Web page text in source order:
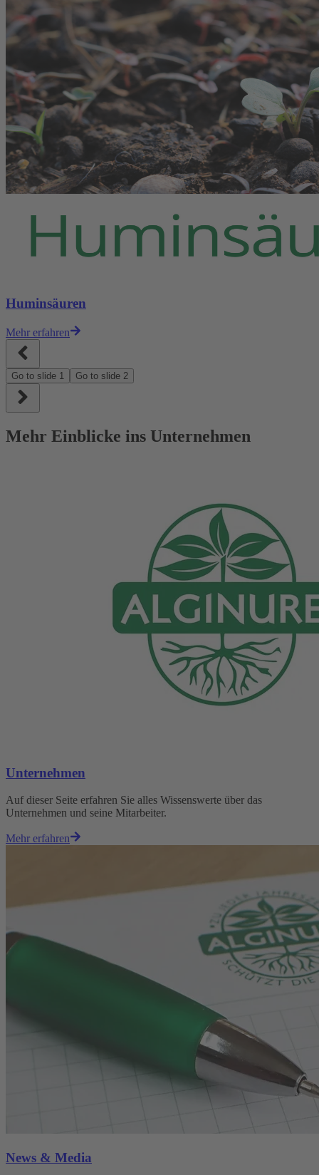
Huminsäuren
Mehr erfahren
Go to slide 1 Go to slide 2
Mehr Einblicke ins Unternehmen
Unternehmen
Auf dieser Seite erfahren Sie alles Wissenswerte über das
Unternehmen und seine Mitarbeiter.
Mehr erfahren
News & Media